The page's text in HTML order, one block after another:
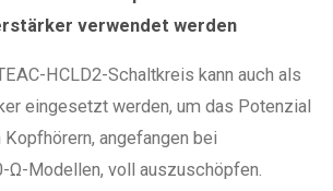
verwendet werden
HCLD2-Schaltkreis kann auch als
eingesetzt werden, um das Potenzial
angefangen bei
Ω-Modellen, voll auszuschöpfen.